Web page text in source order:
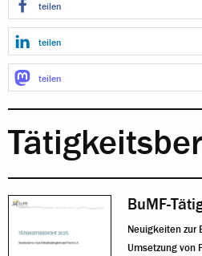
teilen
teilen
teilen
BuMF-
Neuigkeiten zur
Umsetzung von